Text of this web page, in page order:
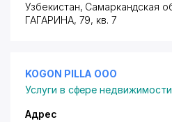
Узбекистан, Самаркандская
ГАГАРИНА, 79, кв. 7
KOGON PILLA ООО
Услуги в сфере недвижимости
Адрес